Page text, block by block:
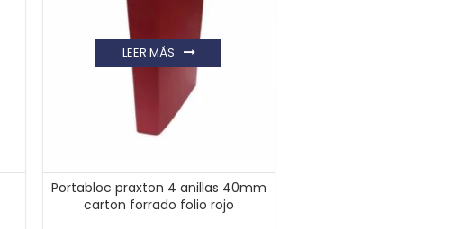
Portabloc praxton 4 anillas 40mm
carton forrado folio rojo
LEER MÁS